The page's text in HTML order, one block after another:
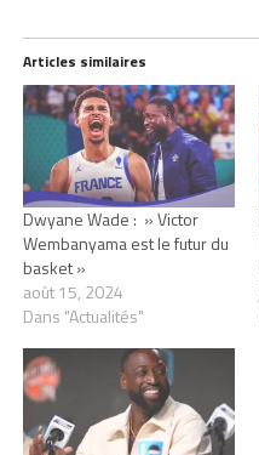
Articles similaires
Dwyane Wade : » Victor
Wembanyama est le futur du
basket »
août 15, 2024
Dans "Actualités"